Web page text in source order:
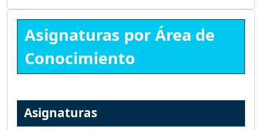
Asignaturas por Área de
Conocimiento
Asignaturas